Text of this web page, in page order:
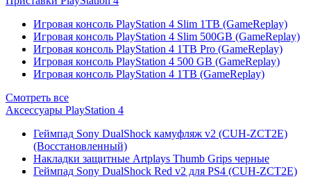
Игровая консоль PlayStation 4 Slim 1TB (GameReplay)
Игровая консоль PlayStation 4 Slim 500GB (GameReplay)
Игровая консоль PlayStation 4 1TB Pro (GameReplay)
Игровая консоль PlayStation 4 500 GB (GameReplay)
Игровая консоль PlayStation 4 1TB (GameReplay)
Смотреть все
Аксессуары PlayStation 4
Геймпад Sony DualShock камуфляж v2 (CUH-ZCT2E)
(Восстановленный)
Накладки защитные Artplays Thumb Grips черные
Геймпад Sony DualShock Red v2 для PS4 (CUH-ZCT2E)